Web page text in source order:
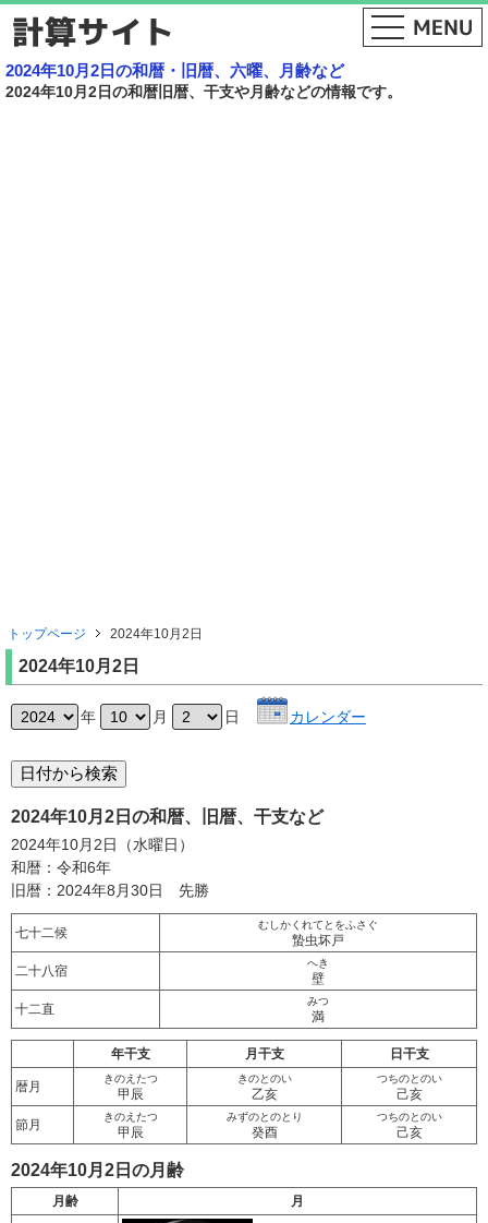
2024年10月2日の和暦・旧暦、六曜、月齢など
2024年10月2日の和暦旧暦、干支や月齢などの情報です。
トップページ 2024年10月2日
2024年10月2日
年 月 日 カレンダー
2024年10月2日の和暦、旧暦、干支など
2024年10月2日（水曜日）
和暦：令和6年
旧暦：2024年8月30日 先勝
七十二候
むしかくれてとをふさぐ
蟄虫坏戸
二十八宿
へき
壁
十二直
みつ
満
年干支 月干支 日干支
暦月
きのえたつ
甲辰
きのとのい
乙亥
つちのとのい
己亥
節月
きのえたつ
甲辰
みずのとのとり
癸酉
つちのとのい
己亥
2024年10月2日の月齢
月齢 月